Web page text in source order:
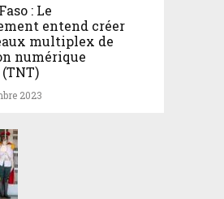
: Le
entend créer
multiplex de
numérique
2023